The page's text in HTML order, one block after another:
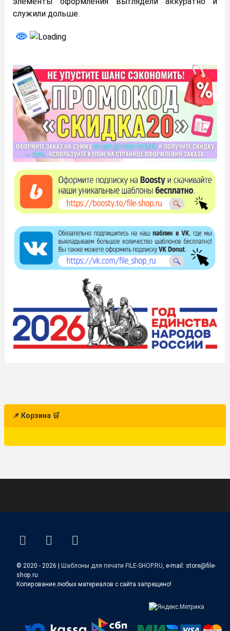
служили дольше.
📌 Корзина 🛒
ВКонтакте
YouTube
E-mail
© 2020 - 2026 | Шаблоны для печати FILE-SHOP.RU , e-mail: store@file-
shop.ru
Копирование любых материалов с сайта запрещено!